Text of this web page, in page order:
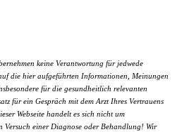
keine Verantwortung für jedwede
die hier aufgeführten Informationen, Meinungen
für die gesundheitlich relevanten
für ein Gespräch mit dem Arzt Ihres Vertrauens
Webseite handelt es sich nicht um
Versuch einer Diagnose oder Behandlung! Wir